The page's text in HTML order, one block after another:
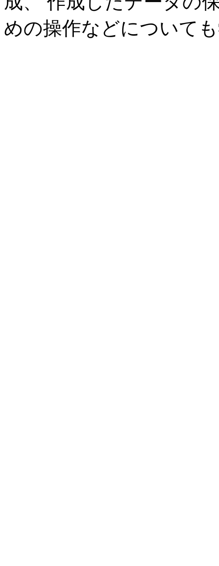
めの操作などについて